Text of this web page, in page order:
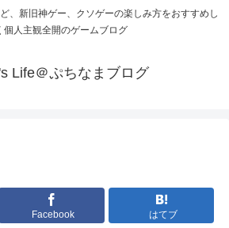
、新旧神ゲー、クソゲーの楽しみ方をおすすめし
個人主観全開のゲームブログ
Life＠ぷちなまブログ
Facebook はてブ